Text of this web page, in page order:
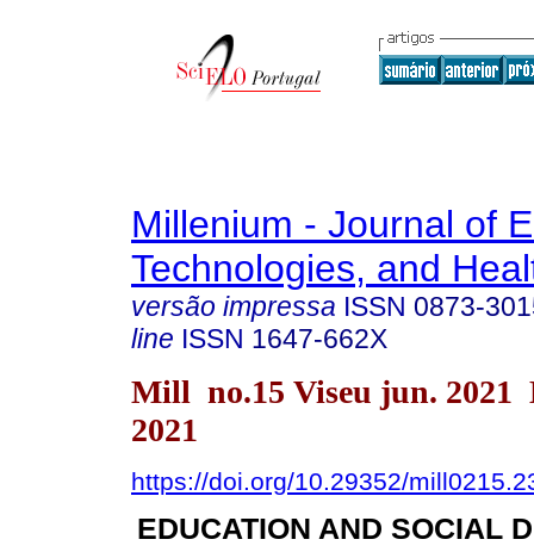
Millenium - Journal of
Technologies, and
versão impressa ISSN 0873-
line ISSN 1647-662X
Mill no.15 Viseu jun. 2021
2021
https://doi.org/10.29352/
EDUCATION AND SOCIAL